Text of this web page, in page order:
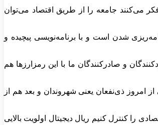
هستند و فکر می‌کنند جامعه را از طریق اقتصاد می‌توان
شدن است و با برنامه‌نویسی پیچیده و
و صادرکنندگان ما با این رمزارزها هم
امروز ذی‌نفعان یعنی شهروندان و بعد هم از
کنترل کنیم ریال دیجیتال اولویت بالایی